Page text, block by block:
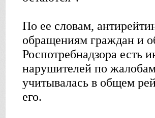
По ее словам,
обращениям граждан и
Роспотребнадзора есть
нарушителей по
учитывалась в общем
его.